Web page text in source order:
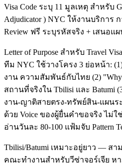
Visa Code ระบุ 11 มูลเหตุ สำหรับ
Adjudicator ) NYC ให้งานบริการ ก
Review ฟรี ระบุรหัสจริง + เสนอแ
Letter of Purpose สำหรับ Travel
ทีม NYC ใช้วางโครง 3 ย่อหน้า:
งาน ความสัมพันธ์กับไทย (2) "Why
สถานที่จริงใน Tbilisi และ Batumi
งาน-ญาติสายตรง-ทรัพย์สิน-แผนร
ด้วย Voice ของผู้ยื่นคำขอจริง ไม่ใ
อ่านวันละ 80-100 แฟ้มจับ Pattern
Tbilisi/Batumi เหมาะอยู่ยาว — ส
คณะทำงานสำหรับวีซ่าจอร์เจีย หา